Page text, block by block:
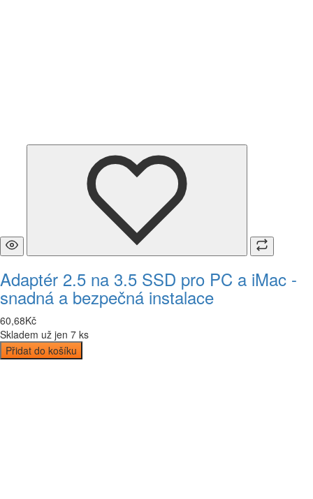
Adaptér 2.5 na 3.5 SSD pro PC a iMac -
snadná a bezpečná instalace
60,68Kč
Skladem už jen 7 ks
Přidat do košíku